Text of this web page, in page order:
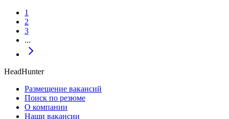
1
2
3
...
HeadHunter
Размещение вакансий
Поиск по резюме
О компании
Наши вакансии